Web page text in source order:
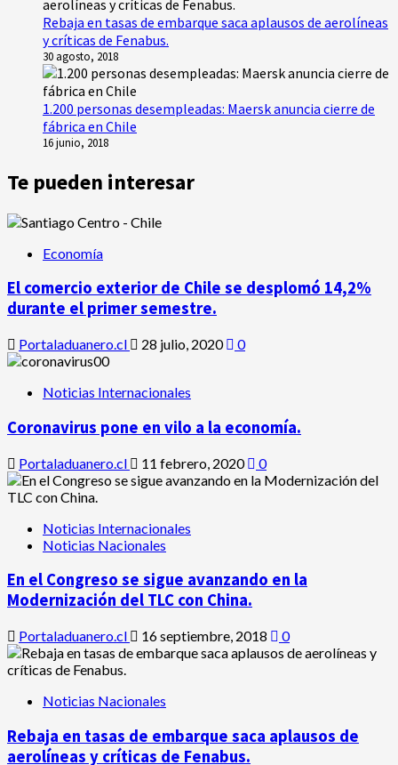
Rebaja en tasas de embarque saca aplausos de aerolíneas
y críticas de Fenabus.
30 agosto, 2018
1.200 personas desempleadas: Maersk anuncia cierre de
fábrica en Chile
16 junio, 2018
Te pueden interesar
Economía
El comercio exterior de Chile se desplomó 14,2%
durante el primer semestre.
Portaladuanero.cl 28 julio, 2020 0
Noticias Internacionales
Coronavirus pone en vilo a la economía.
Portaladuanero.cl 11 febrero, 2020 0
Noticias Internacionales
Noticias Nacionales
En el Congreso se sigue avanzando en la
Modernización del TLC con China.
Portaladuanero.cl 16 septiembre, 2018 0
Noticias Nacionales
Rebaja en tasas de embarque saca aplausos de
aerolíneas y críticas de Fenabus.